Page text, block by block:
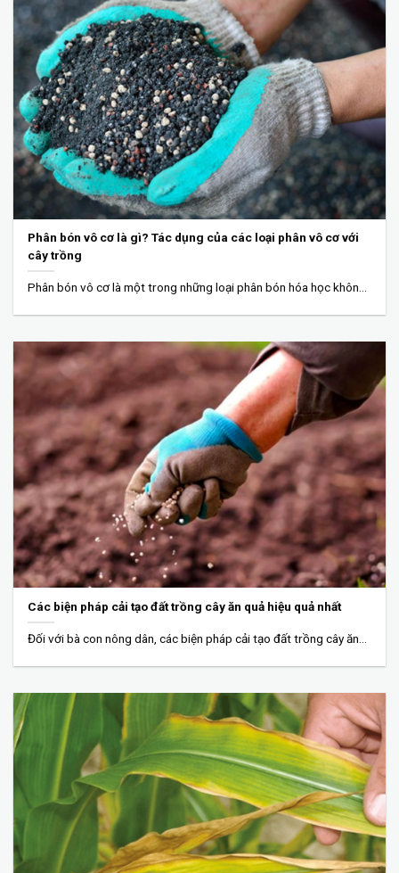
Phân bón vô cơ là gì? Tác dụng của các loại phân vô cơ với
cây trồng
Các biện pháp cải tạo đất trồng cây ăn quả hiệu quả nhất
Đối với bà con nông dân, các biện pháp cải tạo đất trồng cây ăn...